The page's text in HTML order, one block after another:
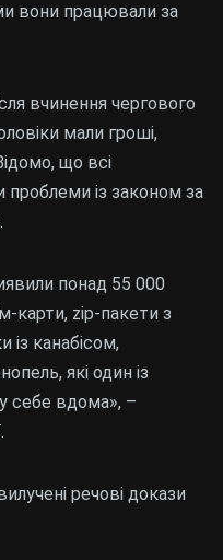
вони працювали за
вчинення чергового
мали гроші,
що всі
із законом за
понад 55 000
карти, zip-пакети з
із канабісом,
які один із
себе вдома», –
речові докази